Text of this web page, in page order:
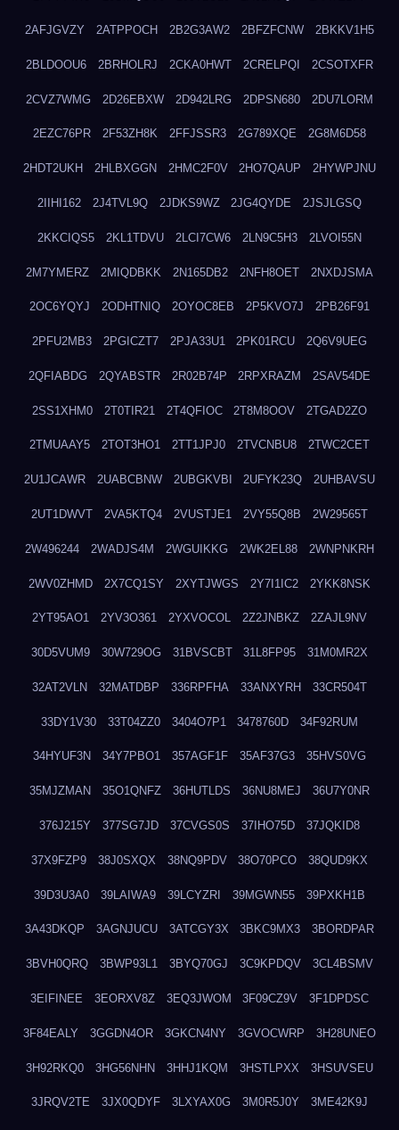
2AFJGVZY 2ATPPOCH 2B2G3AW2 2BFZFCNW 2BKKV1H5
2BLDOOU6 2BRHOLRJ 2CKA0HWT 2CRELPQI 2CSOTXFR
2CVZ7WMG 2D26EBXW 2D942LRG 2DPSN680 2DU7LORM
2EZC76PR 2F53ZH8K 2FFJSSR3 2G789XQE 2G8M6D58
2HDT2UKH 2HLBXGGN 2HMC2F0V 2HO7QAUP 2HYWPJNU
2IIHI162 2J4TVL9Q 2JDKS9WZ 2JG4QYDE 2JSJLGSQ
2KKCIQS5 2KL1TDVU 2LCI7CW6 2LN9C5H3 2LVOI55N
2M7YMERZ 2MIQDBKK 2N165DB2 2NFH8OET 2NXDJSMA
2OC6YQYJ 2ODHTNIQ 2OYOC8EB 2P5KVO7J 2PB26F91
2PFU2MB3 2PGICZT7 2PJA33U1 2PK01RCU 2Q6V9UEG
2QFIABDG 2QYABSTR 2R02B74P 2RPXRAZM 2SAV54DE
2SS1XHM0 2T0TIR21 2T4QFIOC 2T8M8OOV 2TGAD2ZO
2TMUAAY5 2TOT3HO1 2TT1JPJ0 2TVCNBU8 2TWC2CET
2U1JCAWR 2UABCBNW 2UBGKVBI 2UFYK23Q 2UHBAVSU
2UT1DWVT 2VA5KTQ4 2VUSTJE1 2VY55Q8B 2W29565T
2W496244 2WADJS4M 2WGUIKKG 2WK2EL88 2WNPNKRH
2WV0ZHMD 2X7CQ1SY 2XYTJWGS 2Y7I1IC2 2YKK8NSK
2YT95AO1 2YV3O361 2YXVOCOL 2Z2JNBKZ 2ZAJL9NV
30D5VUM9 30W729OG 31BVSCBT 31L8FP95 31M0MR2X
32AT2VLN 32MATDBP 336RPFHA 33ANXYRH 33CR504T
33DY1V30 33T04ZZ0 3404O7P1 3478760D 34F92RUM
34HYUF3N 34Y7PBO1 357AGF1F 35AF37G3 35HVS0VG
35MJZMAN 35O1QNFZ 36HUTLDS 36NU8MEJ 36U7Y0NR
376J215Y 377SG7JD 37CVGS0S 37IHO75D 37JQKID8
37X9FZP9 38J0SXQX 38NQ9PDV 38O70PCO 38QUD9KX
39D3U3A0 39LAIWA9 39LCYZRI 39MGWN55 39PXKH1B
3A43DKQP 3AGNJUCU 3ATCGY3X 3BKC9MX3 3BORDPAR
3BVH0QRQ 3BWP93L1 3BYQ70GJ 3C9KPDQV 3CL4BSMV
3EIFINEE 3EORXV8Z 3EQ3JWOM 3F09CZ9V 3F1DPDSC
3F84EALY 3GGDN4OR 3GKCN4NY 3GVOCWRP 3H28UNEO
3H92RKQ0 3HG56NHN 3HHJ1KQM 3HSTLPXX 3HSUVSEU
3JRQV2TE 3JX0QDYF 3LXYAX0G 3M0R5J0Y 3ME42K9J